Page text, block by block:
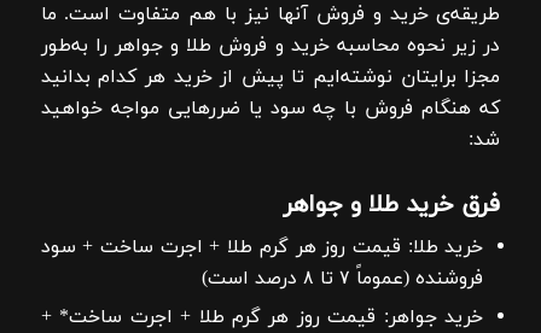
طریقه‌ی خرید و فروش آنها نیز با هم متفاوت است. ما
در زیر نحوه محاسبه خرید و فروش طلا و جواهر را به‌طور
مجزا برایتان نوشته‌ایم تا پیش از خرید هر کدام بدانید
که هنگام فروش با چه سود یا ضررهایی مواجه خواهید
شد:
فرق خرید طلا و جواهر
خرید طلا: قیمت روز هر گرم طلا + اجرت ساخت + سود
فروشنده (عموماً ۷ تا ۸ درصد است)
خرید جواهر: قیمت روز هر گرم طلا + اجرت ساخت* +